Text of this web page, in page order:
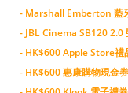
- Marshall Emberton 藍
- JBL Cinema SB120
- HK$600 Apple Store禮
- HK$600 惠康購物現金